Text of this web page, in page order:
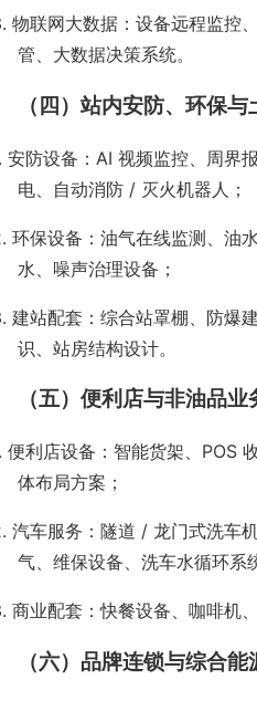
物联网大数据：设备远程监控、
管、大数据决策系统。
（四）站内安防、环保
安防设备： AI 视频监控、周界
电、自动消防 / 灭火机器人；
环保设备：油气在线监测、油
水、噪声治理设备；
建站配套：综合站罩棚、防爆
识、站房结构设计。
（五）便利店与非油品业
便利店设备：智能货架、 POS
体布局方案；
汽车服务：隧道 / 龙门式洗车
气、维保设备、洗车水循环系
商业配套：快餐设备、咖啡机
（六）品牌连锁与综合